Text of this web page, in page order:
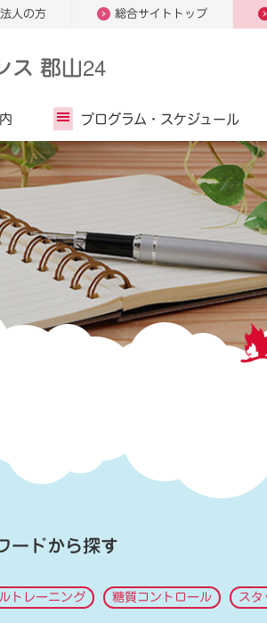
法人の方 総合サイトトップ
ス 郡山24
プログラム・ スケジュール
ードから探す
トレーニング 糖質コントロール スタ